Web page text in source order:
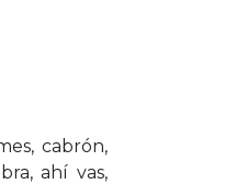
cabrón,
ahí vas,